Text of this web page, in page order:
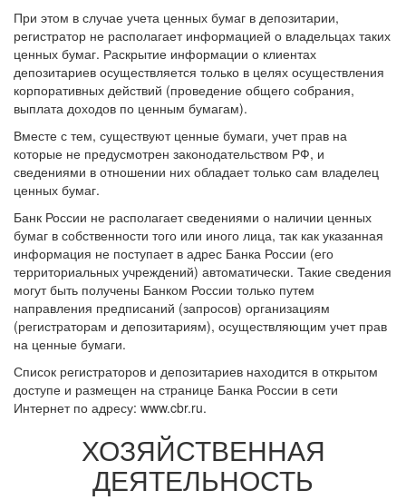
При этом в случае учета ценных бумаг в депозитарии,
регистратор не располагает информацией о владельцах таких
ценных бумаг. Раскрытие информации о клиентах
депозитариев осуществляется только в целях осуществления
корпоративных действий (проведение общего собрания,
выплата доходов по ценным бумагам).
Вместе с тем, существуют ценные бумаги, учет прав на
которые не предусмотрен законодательством РФ, и
сведениями в отношении них обладает только сам владелец
ценных бумаг.
Банк России не располагает сведениями о наличии ценных
бумаг в собственности того или иного лица, так как указанная
информация не поступает в адрес Банка России (его
территориальных учреждений) автоматически. Такие сведения
могут быть получены Банком России только путем
направления предписаний (запросов) организациям
(регистраторам и депозитариям), осуществляющим учет прав
на ценные бумаги.
Список регистраторов и депозитариев находится в открытом
доступе и размещен на странице Банка России в сети
Интернет по адресу: www.cbr.ru.
ХОЗЯЙСТВЕННАЯ
ДЕЯТЕЛЬНОСТЬ